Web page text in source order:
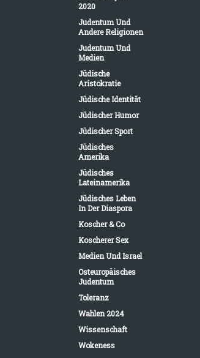
2020
Judentum Und
Andere Religionen
Judentum Und
Medien
Jüdische
Aristokratie
Jüdische Identität
Jüdischer Humor
Jüdischer Sport
Jüdisches
Amerika
Jüdisches
Lateinamerika
Jüdisches Leben
In Der Diaspora
Koscher & Co
Koscherer Sex
Medien Und Israel
Osteuropäisches
Judentum
Toleranz
Wahlen 2024
Wissenschaft
Wokeness